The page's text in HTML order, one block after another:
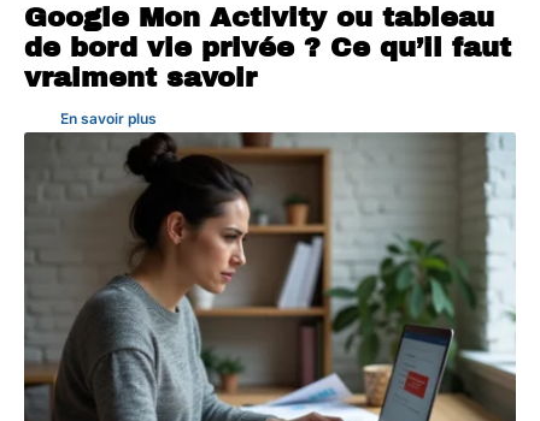
Google Mon Activity ou tableau
de bord vie privée ? Ce qu’il faut
vraiment savoir
En savoir plus